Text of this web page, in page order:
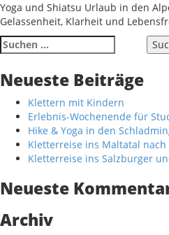
Yoga und Shiatsu Urlaub in den
Gelassenheit, Klarheit und
Suche
nach:
Neueste Beiträge
Klettern mit Kindern
Erlebnis-Wochenende für
Hike & Yoga in den
Kletterreise ins Maltatal nach
Kletterreise ins Salzburger
Neueste
Archiv